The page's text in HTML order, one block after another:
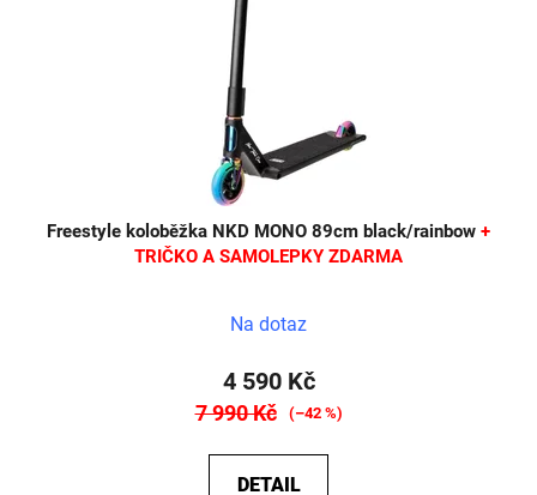
Freestyle koloběžka NKD MONO 89cm black/rainbow +
TRIČKO A SAMOLEPKY ZDARMA
Na dotaz
4 590 Kč
7 990 Kč (–42 %)
DETAIL